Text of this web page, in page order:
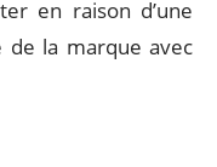
en raison d’une
de la marque avec